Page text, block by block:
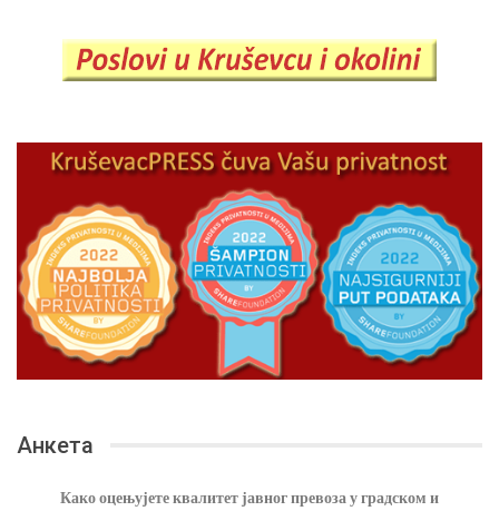
Анкета
Како оцењујете квалитет јавног превоза у градском и